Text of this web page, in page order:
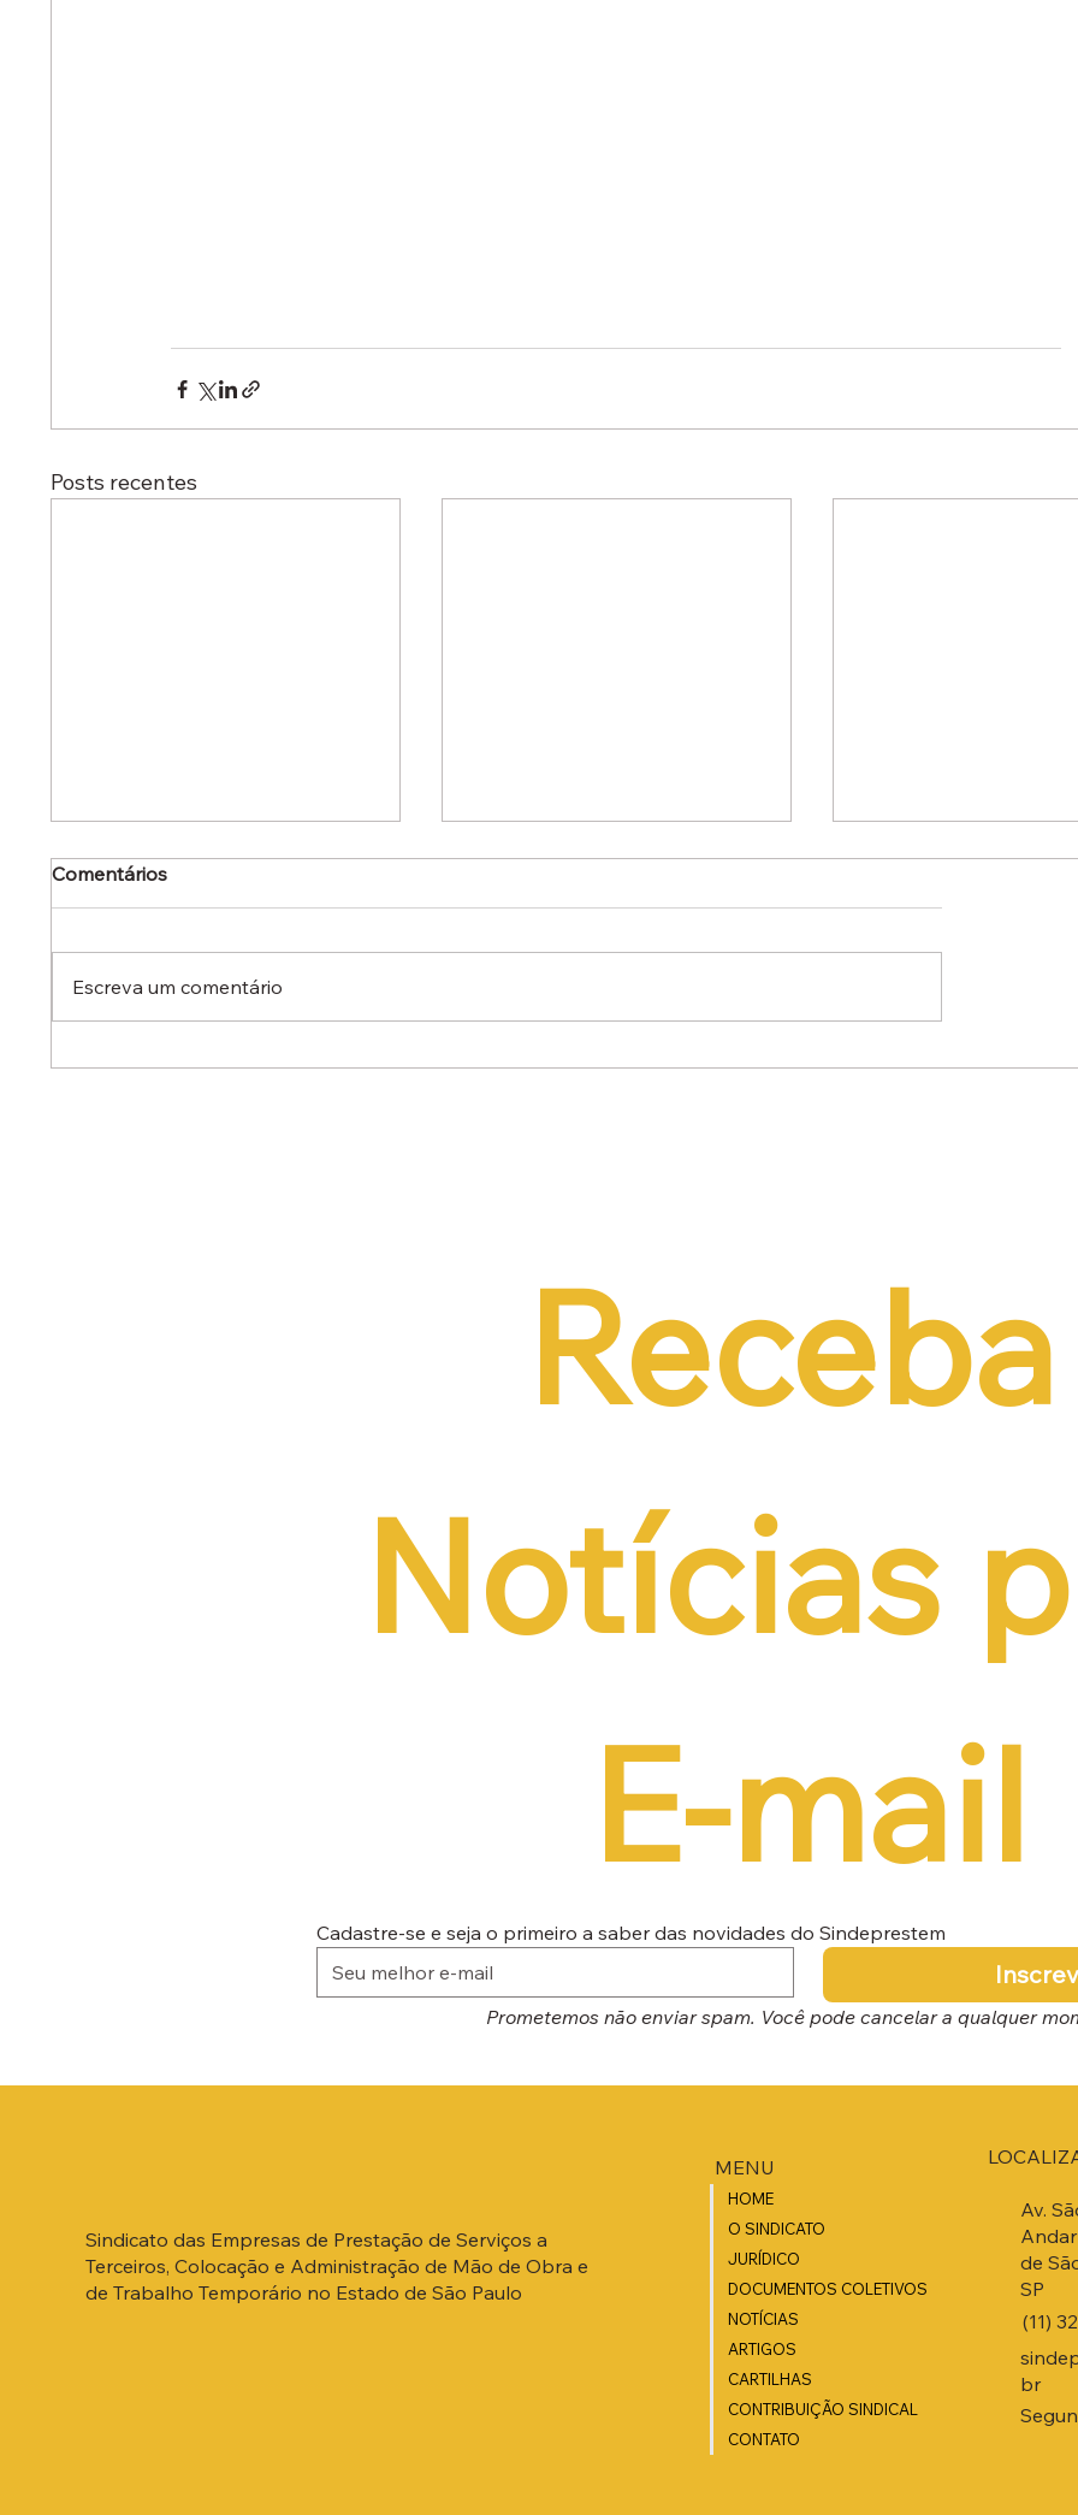
Posts recentes
Comentários
Escreva um comentário
Receba
Notícias
E-mail
Cadastre-se e seja o primeiro a saber das novidades do Sindeprestem
Prometemos não enviar spam. Você pode cancelar a qualquer
Sindicato das Empresas de Prestação de Serviços a
Terceiros, Colocação e Administração de Mão de Obra e
de Trabalho Temporário no Estado de São Paulo
MENU
HOME
O SINDICATO
JURÍDICO
DOCUMENTOS COLETIVOS
NOTÍCIAS
ARTIGOS
CARTILHAS
CONTRIBUIÇÃO SINDICAL
CONTATO
Av.
de
SP
(11)
br